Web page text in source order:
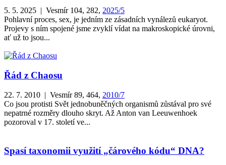
5. 5. 2025 | Vesmír 104, 282, 2025/5
Pohlavní proces, sex, je jedním ze zásadních vynálezů eukaryot.
Projevy s ním spojené jsme zvyklí vídat na makroskopické úrovni,
ať už to jsou...
Řád z Chaosu
22. 7. 2010 | Vesmír 89, 464, 2010/7
Co jsou protisti Svět jednobuněčných organismů zůstával pro své
nepatrné rozměry dlouho skryt. Až Anton van Leeuwenhoek
pozoroval v 17. století ve...
Spasí taxonomii využití „čárového kódu“ DNA?